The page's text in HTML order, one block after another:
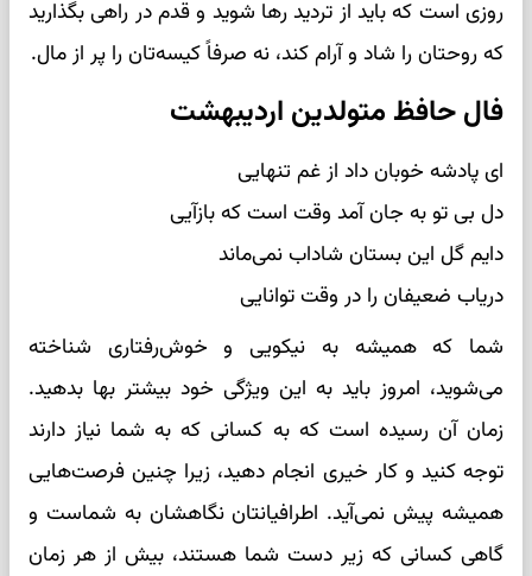
روزی است که باید از تردید رها شوید و قدم در راهی بگذارید
که روحتان را شاد و آرام کند، نه صرفاً کیسه‌تان را پر از مال.
فال حافظ متولدین اردیبهشت
ای پادشه خوبان داد از غم تنهایی
دل بی تو به جان آمد وقت است که بازآیی
دایم گل این بستان شاداب نمی‌ماند
دریاب ضعیفان را در وقت توانایی
شما که همیشه به نیکویی و خوش‌رفتاری شناخته
می‌شوید، امروز باید به این ویژگی خود بیشتر بها بدهید.
زمان آن رسیده است که به کسانی که به شما نیاز دارند
توجه کنید و کار خیری انجام دهید، زیرا چنین فرصت‌هایی
همیشه پیش نمی‌آید. اطرافیانتان نگاهشان به شماست و
گاهی کسانی که زیر دست شما هستند، بیش از هر زمان